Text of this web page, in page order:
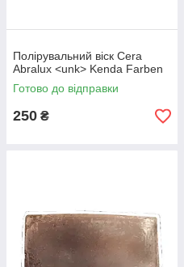
Полірувальний віск Cera
Abralux <unk> Kenda Farben
Готово до відправки
250 ₴